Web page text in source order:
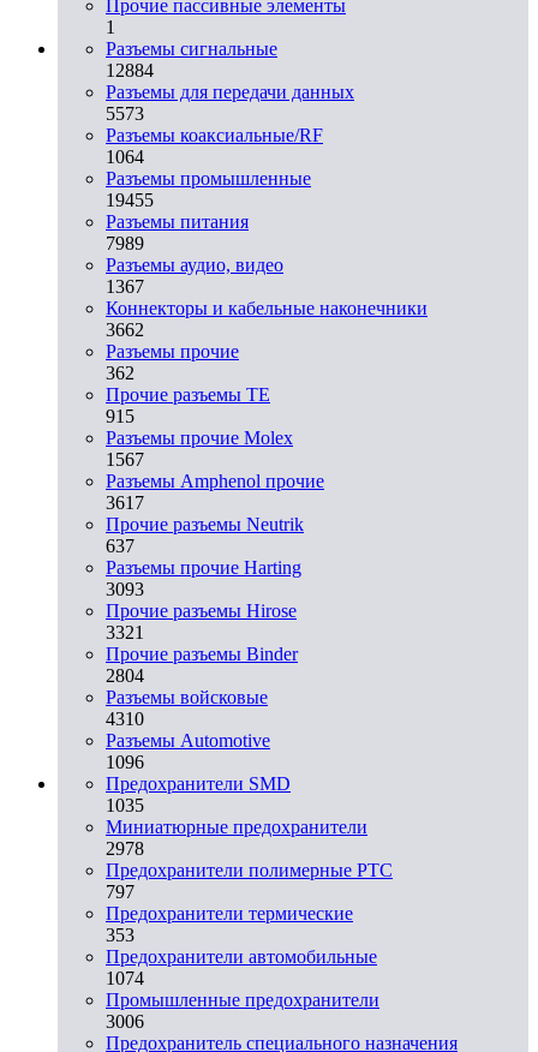
Прочие пассивные элементы
1
Разъeмы сигнальные
12884
Разъeмы для передачи данных
5573
Разъeмы коаксиальные/RF
1064
Разъeмы промышленные
19455
Разъeмы питания
7989
Разъeмы аудио, видео
1367
Коннекторы и кабельные наконечники
3662
Разъeмы прочие
362
Прочие разъемы TE
915
Разъемы прочие Molex
1567
Разъемы Amphenol прочие
3617
Прочие разъемы Neutrik
637
Разъемы прочие Harting
3093
Прочие разъемы Hirose
3321
Прочие разъемы Binder
2804
Разъемы войсковые
4310
Разъeмы Automotive
1096
Предохранители SMD
1035
Миниатюрные предохранители
2978
Предохранители полимерные PTC
797
Предохранители термические
353
Предохранители автомобильные
1074
Промышленные предохранители
3006
Предохранитель специального назначения